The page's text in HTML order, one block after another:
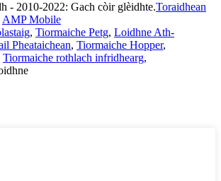
- 2010-2022: Gach còir glèidhte.Toraidhean
AMP Mobile
, Tiormaiche Petg, Loidhne Ath-
Pheataichean, Tiormaiche Hopper,
Tiormaiche rothlach infridhearg,